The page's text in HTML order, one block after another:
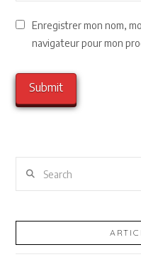
Enregistrer mon nom,
navigateur pour mon